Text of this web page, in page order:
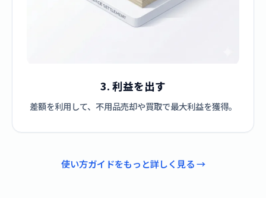
3. 利益を出す
差額を利用して、不用品売却や買取で最大利益を獲得。
使い方ガイドをもっと詳しく見る →